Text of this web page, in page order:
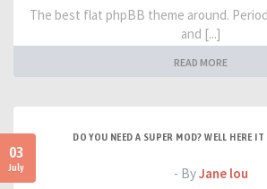
The best flat phpBB theme around.
and [...]
READ MORE
03
July
DO YOU NEED A SUPER MOD? WELL HERE
- ByJane lou